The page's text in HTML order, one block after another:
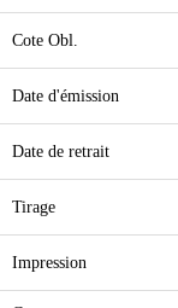
Cote Obl.
Date d'émission
Date de retrait
Tirage
Impression